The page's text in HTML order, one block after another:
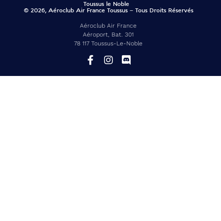
© 2026, Aéroclub Air France Toussus – Tous Droits Réservés
Aéroclub Air France
Aéroport, Bat. 301
78 117 Toussus-Le-Noble